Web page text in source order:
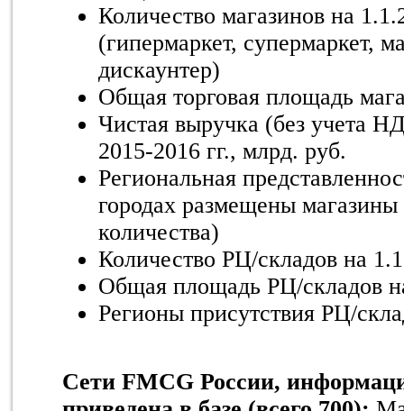
Количество магазинов на
(гипермаркет, супермаркет,
дискаунтер)
Общая торговая площадь
Чистая выручка (без учета
2015-2016 гг., млрд. руб.
Региональная
городах размещены магазины
количества)
Количество РЦ/складов на
Общая площадь РЦ/складов
Регионы присутствия РЦ/
Сети FMCG России,